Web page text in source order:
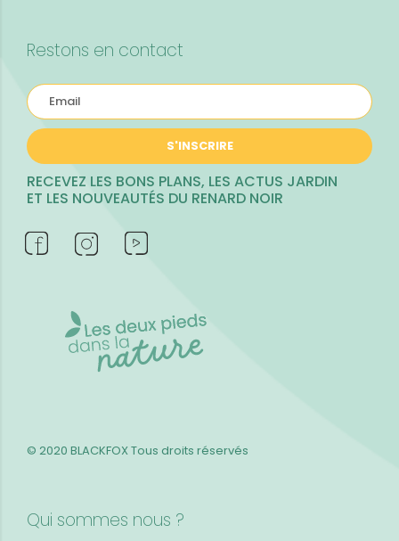
Restons en contact
S'INSCRIRE
RECEVEZ LES BONS PLANS, LES ACTUS JARDIN
ET LES NOUVEAUTÉS DU RENARD NOIR
Qui sommes nous ?
© 2020 BLACKFOXTous droits réservés